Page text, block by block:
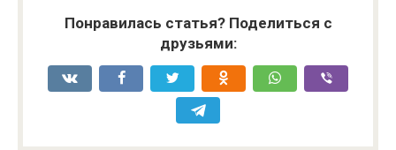
Понравилась статья? Поделиться с
друзьями: